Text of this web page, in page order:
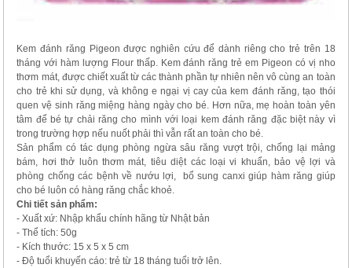
Kem đánh răng Pigeon được nghiên cứu để dành riêng cho trẻ trên 18
tháng với hàm lượng Flour thấp. Kem đánh răng trẻ em Pigeon có vị nho
thơm mát, được chiết xuất từ các thành phần tự nhiên nên vô cùng an toàn
cho trẻ khi sử dụng, và không e ngại vị cay của kem đánh răng, tạo thói
quen vệ sinh răng miệng hàng ngày cho bé. Hơn nữa, mẹ hoàn toàn yên
tâm để bé tự chải răng cho mình với loại kem đánh răng đặc biệt này vì
trong trường hợp nếu nuốt phải thì vẫn rất an toàn cho bé.
Sản phẩm có tác dụng phòng ngừa sâu răng vượt trội, chống lại mảng
bám, hơi thở luôn thơm mát, tiêu diệt các loại vi khuẩn, bảo vệ lợi và
phòng chống các bệnh về nướu lợi, bổ sung canxi giúp hàm răng giúp
cho bé luôn có hàng răng chắc khoẻ.
Chi tiết sản phẩm:
- Xuất xứ: Nhập khẩu chính hãng từ Nhật bản
- Thể tích: 50g
- Kích thước: 15 x 5 x 5 cm
- Độ tuổi khuyến cáo: trẻ từ 18 tháng tuổi trở lên.